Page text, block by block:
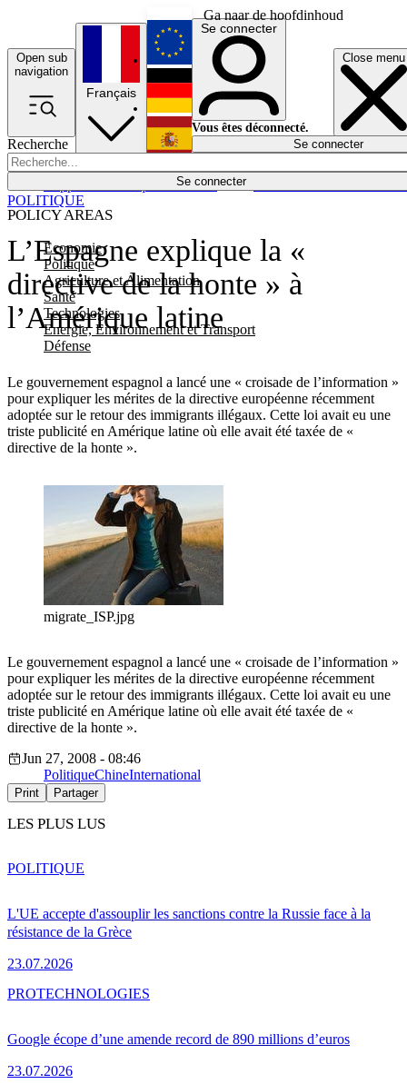
Ga naar de hoofdinhoud
Open sub
navigation
Close menu
Recherche
Se connecter
POLICY AREAS
Economie
Politique
Agriculture et Alimentation
Santé
Technologies
Energie, Environnement et Transport
Défense
Économie
Français
English
Deutsch
Español
Se connecter
Vous êtes déconnecté.
Se connecter
L’Espagne explique la «
directive de la honte » à
l’Amérique latine
Le gouvernement espagnol a lancé une « croisade de l’information »
pour expliquer les mérites de la directive européenne récemment
adoptée sur le retour des immigrants illégaux. Cette loi avait eu une
triste publicité en Amérique latine où elle avait été taxée de «
directive de la honte ».
POLITIQUE
migrate_ISP.jpg
Le gouvernement espagnol a lancé une « croisade de l’information »
pour expliquer les mérites de la directive européenne récemment
adoptée sur le retour des immigrants illégaux. Cette loi avait eu une
triste publicité en Amérique latine où elle avait été taxée de «
directive de la honte ».
Jun 27, 2008 - 08:46
PolitiqueChineInternational
Print Partager
LES PLUS LUS
L'UE accepte d'assouplir les sanctions contre la Russie face à la
résistance de la Grèce
23.07.2026
POLITIQUE
Google écope d’une amende record de 890 millions d’euros
23.07.2026
PROTECHNOLOGIES